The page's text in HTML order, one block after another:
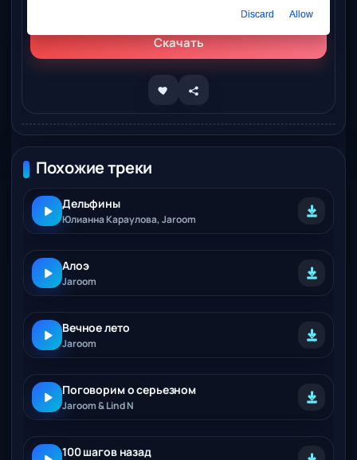
Скачать
Похожие треки
Дельфины
Юлианна Караулова, Jaroom
Алоэ
Jaroom
Вечное лето
Jaroom
Поговорим о серьезном
Jaroom & Lind N
100 шагов назад
Discard Allow